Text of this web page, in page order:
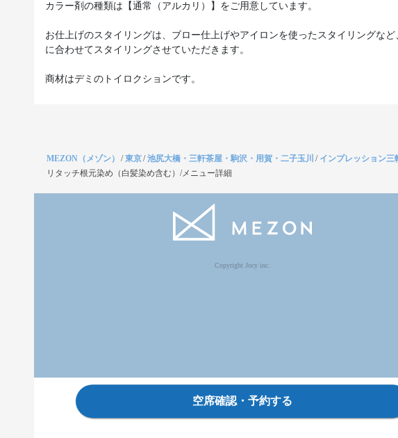
カラー剤の種類は【通常（アルカリ）】をご用意しています。
お仕上げのスタイリングは、ブロー仕上げやアイロンを使ったスタイリングなど
に合わせてスタイリングさせていただきます。
商材はデミのトイロクションです。
MEZON（メゾン） /東京/池尻大橋・三軒茶屋・駒沢・用賀・二子玉川 / インプレッション三
リタッチ根元染め（白髪染め含む）/メニュー詳細
Copyright Jocy inc.
空席確認・予約する